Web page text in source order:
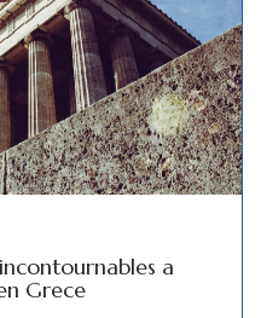
a
Grece